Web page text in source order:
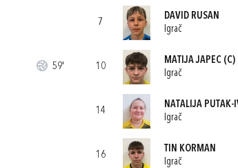
59'
7
DAVID RUSAN
Igrač
10
MATIJA JAPEC(C)
Igrač
14
NATALIJA PUTAK-
Igrač
16
TIN KORMAN
Igrač